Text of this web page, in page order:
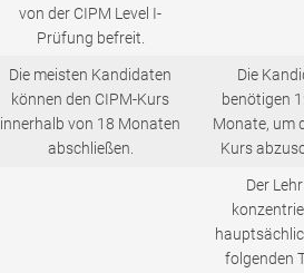
von der CIPM Level I-
Prüfung befreit.
Die meisten Kandidaten
können den CIPM-Kurs
innerhalb von 18 Monaten
abschließen.
Die
benötigen
Monate, um
Kurs
Der
folgenden